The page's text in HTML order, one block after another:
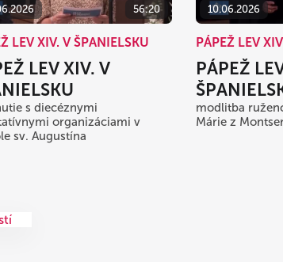
56:20
LEV XIV. V ŠPANIELSKU
LEV XIV. V
s diecéznymi
organizáciami v
sv. Augustína
10.06.2026
PÁPEŽ LEV
PÁPEŽ
modlitba
Márie z